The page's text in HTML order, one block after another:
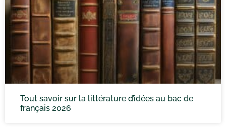
Tout savoir sur la littérature d’idées au bac de
français 2026